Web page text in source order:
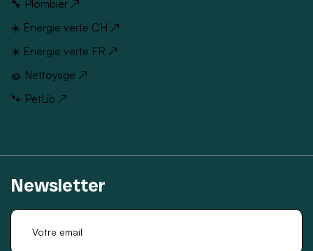
🔧 Plombier ↗
☀️ Énergie verte CH ↗
☀️ Énergie verte FR ↗
🧽 Nettoyage ↗
🐾 PetLib ↗
Newsletter